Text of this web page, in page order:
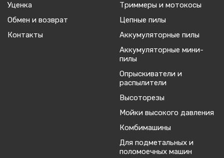
Уценка
Обмен и возврат
Контакты
Триммеры и мотокосы
Цепные пилы
Аккумуляторные пилы
Аккумуляторные мини-
пилы
Опрыскиватели и
распылители
Высоторезы
Мойки высокого давления
Комбимашины
Для подметальных и
поломоечных машин